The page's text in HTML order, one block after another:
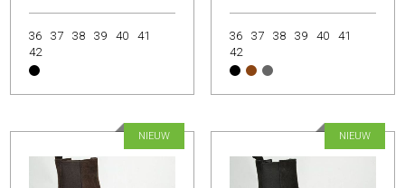
36 37 38 39 40
41
42
36 37 38 39 40
41
42
NIEUW NIEUW